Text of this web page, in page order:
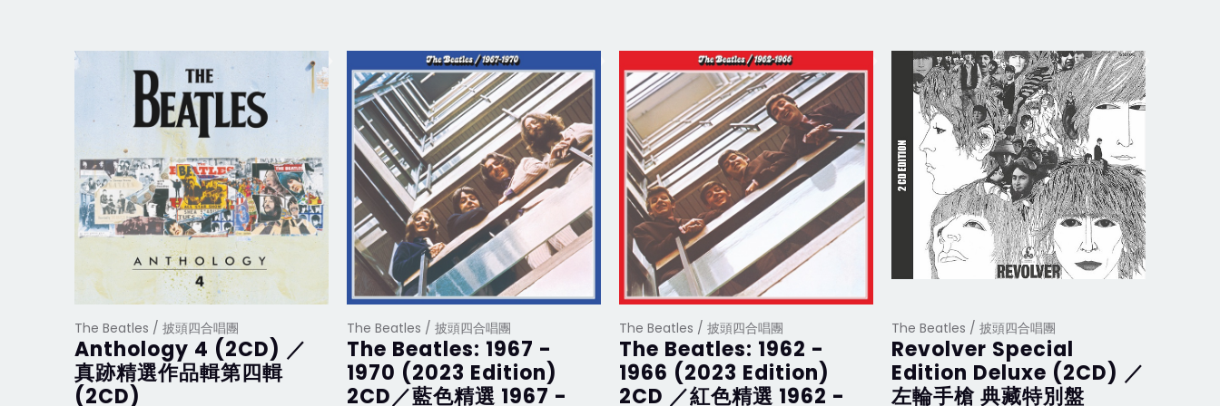
The Beatles / 披頭四合唱團
Anthology 4 (2CD) ／
真跡精選作品輯第四輯
(2CD)
The Beatles / 披頭四合唱團
The Beatles: 1967 -
1970 (2023 Edition)
2CD／藍色精選 1967 -
The Beatles / 披頭四合唱團
The Beatles: 1962 -
1966 (2023 Edition)
2CD ／紅色精選 1962 -
The Beatles / 披頭四合唱團
Revolver Special
Edition Deluxe (2CD) ／
左輪手槍 典藏特別盤